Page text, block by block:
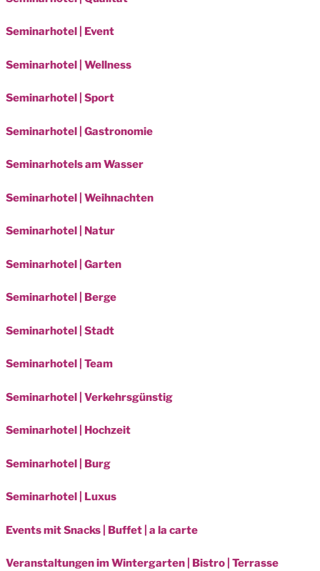
Seminarhotel | Event
Seminarhotel | Wellness
Seminarhotel | Sport
Seminarhotel | Gastronomie
Seminarhotels am Wasser
Seminarhotel | Weihnachten
Seminarhotel | Natur
Seminarhotel | Garten
Seminarhotel | Berge
Seminarhotel | Stadt
Seminarhotel | Team
Seminarhotel | Verkehrsgünstig
Seminarhotel | Hochzeit
Seminarhotel | Burg
Seminarhotel | Luxus
Events mit Snacks | Buffet | a la carte
Veranstaltungen im Wintergarten | Bistro | Terrasse